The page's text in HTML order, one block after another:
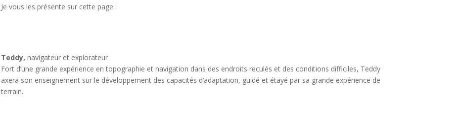
Je vous les présente sur cette page :
Teddy, navigateur et explorateur
Fort d’une grande expérience en topographie et navigation dans des endroits reculés et des conditions difficiles, Teddy
axera son enseignement sur le développement des capacités d’adaptation, guidé et étayé par sa grande expérience de
terrain.